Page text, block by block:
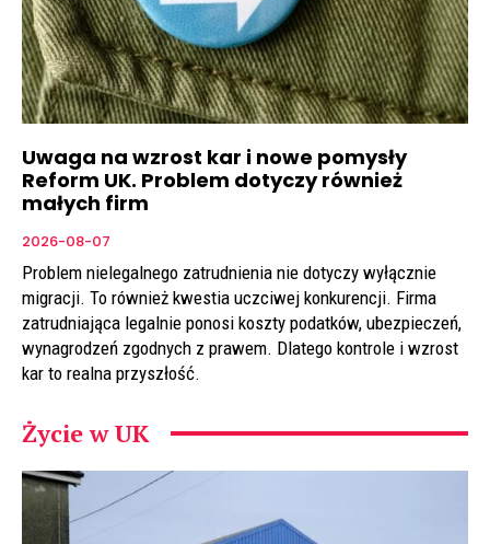
Uwaga na wzrost kar i nowe pomysły
Reform UK. Problem dotyczy również
małych firm
2026-08-07
Problem nielegalnego zatrudnienia nie dotyczy wyłącznie
migracji. To również kwestia uczciwej konkurencji. Firma
zatrudniająca legalnie ponosi koszty podatków, ubezpieczeń,
wynagrodzeń zgodnych z prawem. Dlatego kontrole i wzrost
kar to realna przyszłość.
Życie w UK